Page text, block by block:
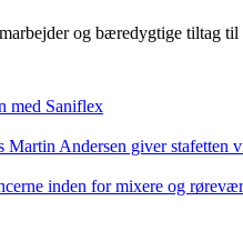
og bæredygtige tiltag
med Saniflex
Andersen giver stafetten
inden for mixere og